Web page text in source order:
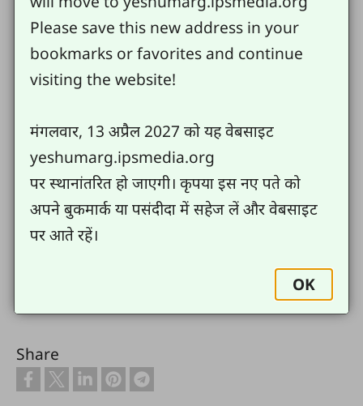
T4T Postcards in English(830 KB)View
How to Use the T4T Oral Lesson Cards and
T4T Oral Baby Lessons Cards in English
(1.3 MB)View
T4T Oral Baby Lessons 1-6 in English
MB)View
Send us your comments or questions
Share
Please save this new address in your
bookmarks or favorites and continue
visiting the website!
मंगलवार, 13 अप्रैल 2027 को यह वेबसाइट
yeshumarg.ipsmedia.org
पर स्थानांतरित हो जाएगी। कृपया इस नए पते को
अपने बुकमार्क या पसंदीदा में सहेज लें और वेबसाइट
पर आते रहें।
OK